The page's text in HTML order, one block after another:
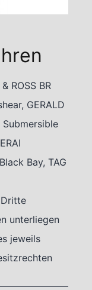
ROSS BR
GERALD
Submersible
Bay, TAG
unterliegen
jeweils